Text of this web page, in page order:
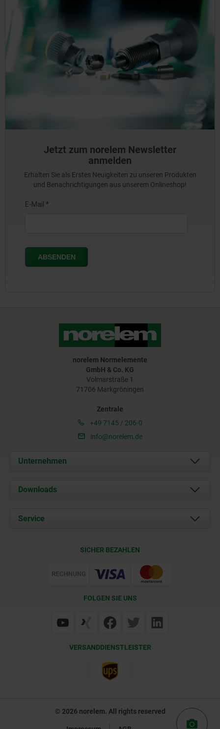
Jetzt zum norelem Newsletter
anmelden
Erhalten Sie als Erstes Neuigkeiten zu unseren Produkten
und Benachrichtigungen aus unserem Onlineshop!
norelem Normelemente
GmbH & Co. KG
Volmarstraße 1
71706 Markgröningen
Zentrale
+49 7145 / 206-0
info@norelem.de
Unternehmen
Über uns
Karriere
Downloads
Service
Web Support
SICHER BEZAHLEN
FOLGEN SIE UNS
VERSANDDIENSTLEISTER
© 2026 norelem. All rights reserved